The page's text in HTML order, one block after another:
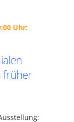
Uhr:
früher